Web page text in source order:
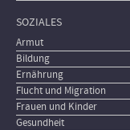
SOZIALES
Armut
Bildung
Ernährung
Flucht und Migration
Frauen und Kinder
Gesundheit